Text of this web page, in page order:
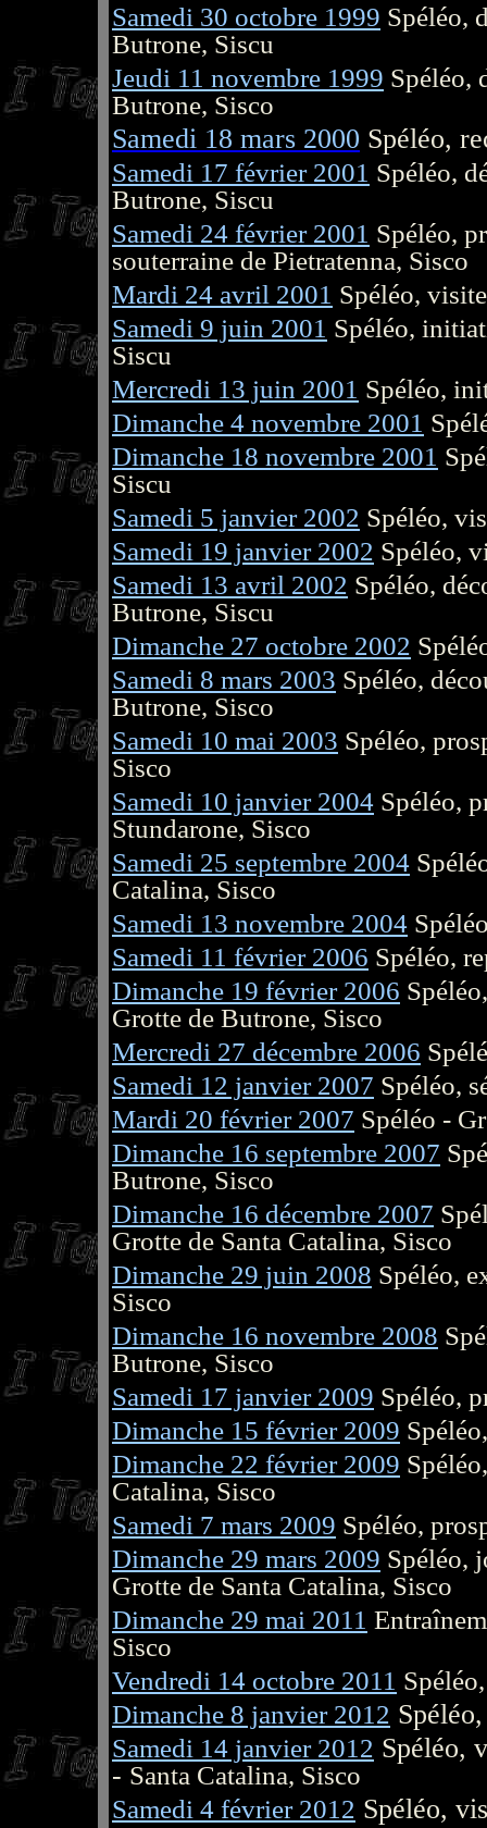
Samedi 30 octobre 1999 Spéléo,
Butrone, Siscu
Jeudi 11 novembre 1999 Spéléo,
Butrone, Sisco
Samedi 18 mars 2000 Spéléo,
Samedi 17 février 2001 Spéléo,
Butrone, Siscu
Samedi 24 février 2001 Spéléo,
souterraine de Pietratenna, Sisco
Mardi 24 avril 2001 Spéléo,
Samedi 9 juin 2001 Spéléo,
Siscu
Mercredi 13 juin 2001 Spéléo,
Dimanche 4 novembre 2001
Dimanche 18 novembre 2001
Siscu
Samedi 5 janvier 2002 Spéléo,
Samedi 19 janvier 2002 Spéléo,
Samedi 13 avril 2002 Spéléo,
Butrone, Siscu
Dimanche 27 octobre 2002
Samedi 8 mars 2003 Spéléo,
Butrone, Sisco
Samedi 10 mai 2003 Spéléo,
Sisco
Samedi 10 janvier 2004 Spéléo,
Stundarone, Sisco
Samedi 25 septembre 2004
Catalina, Sisco
Samedi 13 novembre 2004
Samedi 11 février 2006 Spéléo,
Dimanche 19 février 2006
Grotte de Butrone, Sisco
Mercredi 27 décembre 2006
Samedi 12 janvier 2007 Spéléo,
Mardi 20 février 2007 Spéléo -
Dimanche 16 septembre 2007
Butrone, Sisco
Dimanche 16 décembre 2007
Grotte de Santa Catalina, Sisco
Dimanche 29 juin 2008 Spéléo,
Sisco
Dimanche 16 novembre 2008
Butrone, Sisco
Samedi 17 janvier 2009 Spéléo,
Dimanche 15 février 2009
Dimanche 22 février 2009
Catalina, Sisco
Samedi 7 mars 2009 Spéléo,
Dimanche 29 mars 2009 Spéléo,
Grotte de Santa Catalina, Sisco
Dimanche 29 mai 2011
Sisco
Vendredi 14 octobre 2011
Dimanche 8 janvier 2012
Samedi 14 janvier 2012 Spéléo,
- Santa Catalina, Sisco
Samedi 4 février 2012 Spéléo,